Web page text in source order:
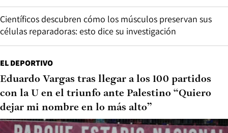
Científicos descubren cómo los músculos preservan sus
células reparadoras: esto dice su investigación
EL DEPORTIVO
Eduardo Vargas tras llegar a los 100 partidos
con la U en el triunfo ante Palestino “Quiero
dejar mi nombre en lo más alto”